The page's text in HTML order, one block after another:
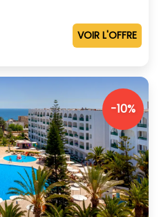
VOIR L'OFFRE
-10%